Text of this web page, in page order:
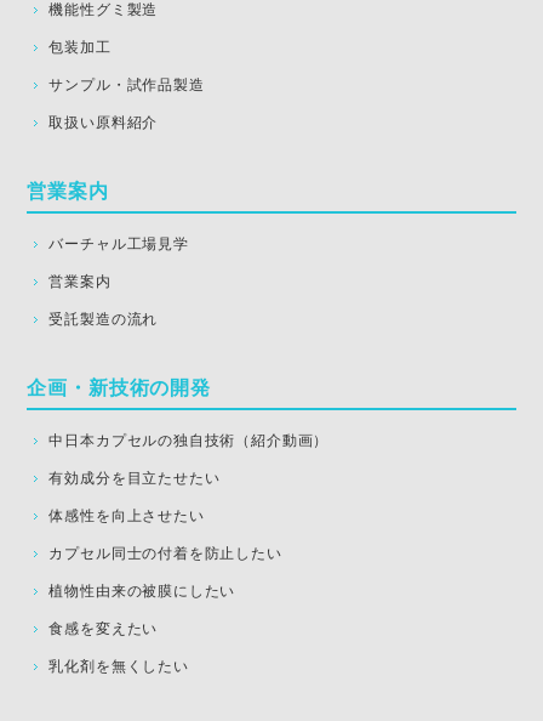
機能性グミ製造
包装加工
サンプル・試作品製造
取扱い原料紹介
営業案内
バーチャル工場見学
営業案内
受託製造の流れ
企画・新技術の開発
中日本カプセルの独自技術（紹介動画）
有効成分を目立たせたい
体感性を向上させたい
カプセル同士の付着を防止したい
植物性由来の被膜にしたい
食感を変えたい
乳化剤を無くしたい